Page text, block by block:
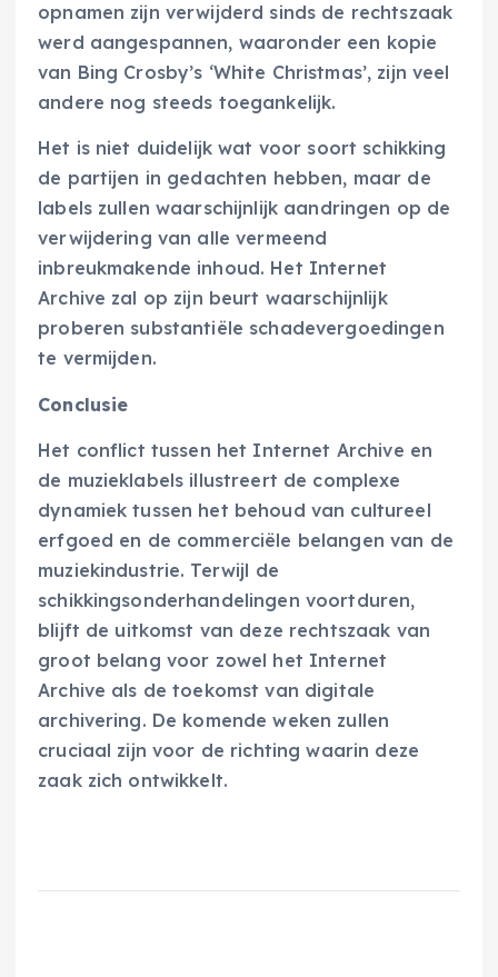
opnamen zijn verwijderd sinds de rechtszaak
werd aangespannen, waaronder een kopie
van Bing Crosby’s ‘White Christmas’, zijn veel
andere nog steeds toegankelijk.
Het is niet duidelijk wat voor soort schikking
de partijen in gedachten hebben, maar de
labels zullen waarschijnlijk aandringen op de
verwijdering van alle vermeend
inbreukmakende inhoud. Het Internet
Archive zal op zijn beurt waarschijnlijk
proberen substantiële schadevergoedingen
te vermijden.
Conclusie
Het conflict tussen het Internet Archive en
de muzieklabels illustreert de complexe
dynamiek tussen het behoud van cultureel
erfgoed en de commerciële belangen van de
muziekindustrie. Terwijl de
schikkingsonderhandelingen voortduren,
blijft de uitkomst van deze rechtszaak van
groot belang voor zowel het Internet
Archive als de toekomst van digitale
archivering. De komende weken zullen
cruciaal zijn voor de richting waarin deze
zaak zich ontwikkelt.